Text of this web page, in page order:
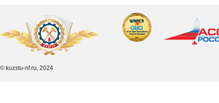
© kuzstu-nf.ru, 2024